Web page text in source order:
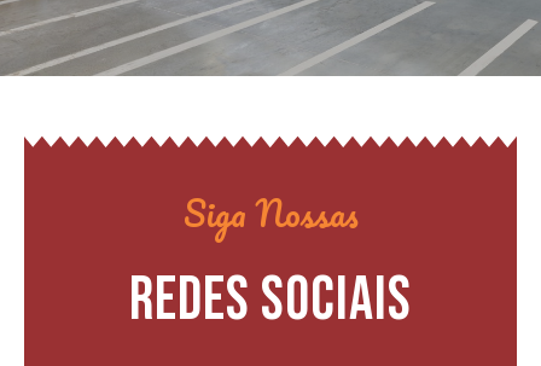
Siga Nossas
REDES SOCIAIS